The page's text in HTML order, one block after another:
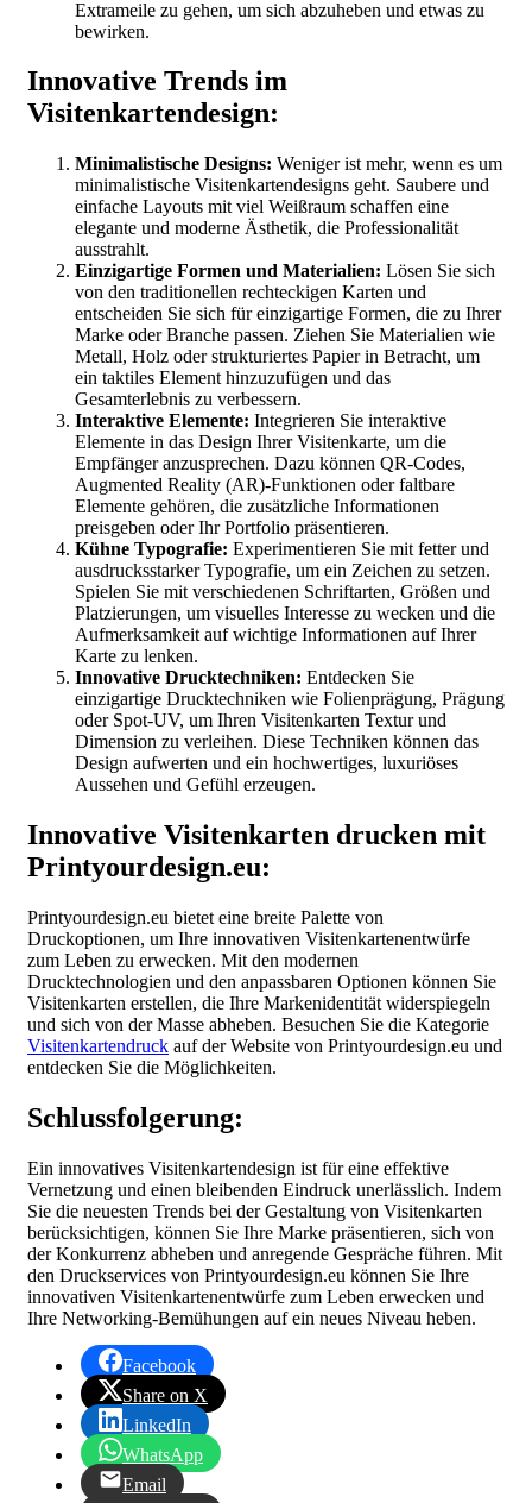
Extrameile zu gehen, um sich abzuheben und etwas zu
bewirken.
Innovative Trends im
Visitenkartendesign:
Minimalistische Designs: Weniger ist mehr, wenn es um
minimalistische Visitenkartendesigns geht. Saubere und
einfache Layouts mit viel Weißraum schaffen eine
elegante und moderne Ästhetik, die Professionalität
ausstrahlt.
Einzigartige Formen und Materialien: Lösen Sie sich
von den traditionellen rechteckigen Karten und
entscheiden Sie sich für einzigartige Formen, die zu Ihrer
Marke oder Branche passen. Ziehen Sie Materialien wie
Metall, Holz oder strukturiertes Papier in Betracht, um
ein taktiles Element hinzuzufügen und das
Gesamterlebnis zu verbessern.
Interaktive Elemente: Integrieren Sie interaktive
Elemente in das Design Ihrer Visitenkarte, um die
Empfänger anzusprechen. Dazu können QR-Codes,
Augmented Reality (AR)-Funktionen oder faltbare
Elemente gehören, die zusätzliche Informationen
preisgeben oder Ihr Portfolio präsentieren.
Kühne Typografie: Experimentieren Sie mit fetter und
ausdrucksstarker Typografie, um ein Zeichen zu setzen.
Spielen Sie mit verschiedenen Schriftarten, Größen und
Platzierungen, um visuelles Interesse zu wecken und die
Aufmerksamkeit auf wichtige Informationen auf Ihrer
Karte zu lenken.
Innovative Drucktechniken: Entdecken Sie
einzigartige Drucktechniken wie Folienprägung, Prägung
oder Spot-UV, um Ihren Visitenkarten Textur und
Dimension zu verleihen. Diese Techniken können das
Design aufwerten und ein hochwertiges, luxuriöses
Aussehen und Gefühl erzeugen.
Innovative Visitenkarten drucken mit
Printyourdesign.eu:
Printyourdesign.eu bietet eine breite Palette von
Druckoptionen, um Ihre innovativen Visitenkartenentwürfe
zum Leben zu erwecken. Mit den modernen
Drucktechnologien und den anpassbaren Optionen können Sie
Visitenkarten erstellen, die Ihre Markenidentität widerspiegeln
und sich von der Masse abheben. Besuchen Sie die Kategorie
Visitenkartendruck auf der Website von Printyourdesign.eu und
entdecken Sie die Möglichkeiten.
Schlussfolgerung:
Ein innovatives Visitenkartendesign ist für eine effektive
Vernetzung und einen bleibenden Eindruck unerlässlich. Indem
Sie die neuesten Trends bei der Gestaltung von Visitenkarten
berücksichtigen, können Sie Ihre Marke präsentieren, sich von
der Konkurrenz abheben und anregende Gespräche führen. Mit
den Druckservices von Printyourdesign.eu können Sie Ihre
innovativen Visitenkartenentwürfe zum Leben erwecken und
Ihre Networking-Bemühungen auf ein neues Niveau heben.
Facebook
Share on X
LinkedIn
WhatsApp
Email